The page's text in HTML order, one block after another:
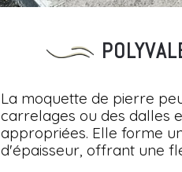
La moquette de pierre
carrelages ou des dalles
appropriées. Elle forme
d'épaisseur, offrant une